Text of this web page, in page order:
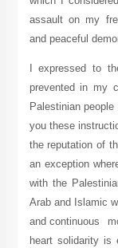
assault on my
and peaceful
I expressed to
prevented in my
Palestinian
you these
the reputation of
an exception
with the
Arab and Islamic
and continuous
heart solidarity